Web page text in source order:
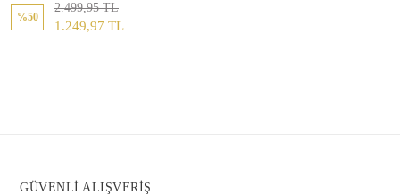
%50
2.499,95 TL
1.249,97 TL
GÜVENLİ ALIŞVERİŞ